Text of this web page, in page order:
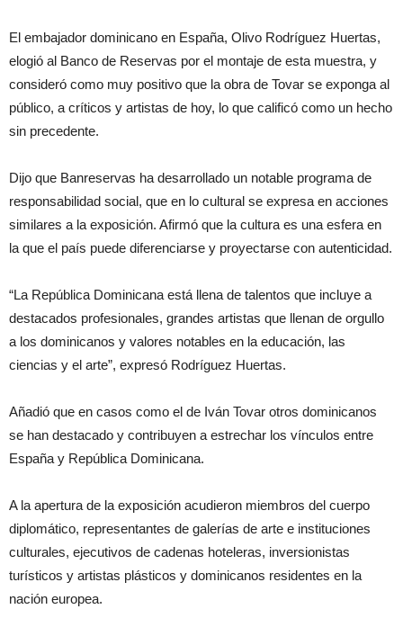
El embajador dominicano en España, Olivo Rodríguez Huertas,
elogió al Banco de Reservas por el montaje de esta muestra, y
consideró como muy positivo que la obra de Tovar se exponga al
público, a críticos y artistas de hoy, lo que calificó como un hecho
sin precedente.
Dijo que Banreservas ha desarrollado un notable programa de
responsabilidad social, que en lo cultural se expresa en acciones
similares a la exposición. Afirmó que la cultura es una esfera en
la que el país puede diferenciarse y proyectarse con autenticidad.
“La República Dominicana está llena de talentos que incluye a
destacados profesionales, grandes artistas que llenan de orgullo
a los dominicanos y valores notables en la educación, las
ciencias y el arte”, expresó Rodríguez Huertas.
Añadió que en casos como el de Iván Tovar otros dominicanos
se han destacado y contribuyen a estrechar los vínculos entre
España y República Dominicana.
A la apertura de la exposición acudieron miembros del cuerpo
diplomático, representantes de galerías de arte e instituciones
culturales, ejecutivos de cadenas hoteleras, inversionistas
turísticos y artistas plásticos y dominicanos residentes en la
nación europea.